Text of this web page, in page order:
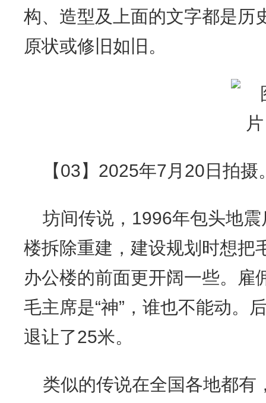
构、造型及上面的文字都是历
原状或修旧如旧。
【03】2025年7月20日拍摄
坊间传说，1996年包头地
楼拆除重建，建设规划时想把
办公楼的前面更开阔一些。雇
毛主席是“神”，谁也不能动。
退让了25米。
类似的传说在全国各地都有